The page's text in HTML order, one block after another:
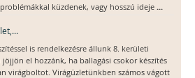
küzdenek, vagy hosszú ideje ...
is rendelkezésre állunk 8. kerületi
el hozzánk, ha ballagási csokor készítés
virágboltot. Virágüzletünkben számos vágott